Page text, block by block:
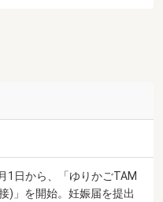
1日から、「ゆりかごTAM
)」を開始。妊娠届を提出